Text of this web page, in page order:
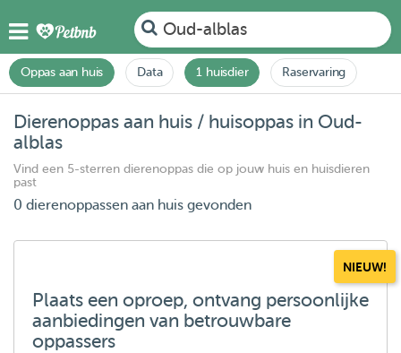
Oud-alblas
Oppas aan huis Data 1 huisdier Raservaring
Dierenoppas aan huis / huisoppas in Oud-
alblas
Vind een 5-sterren dierenoppas die op jouw huis en huisdieren
past
0 dierenoppassen aan huis gevonden
NIEUW!
Plaats een oproep, ontvang persoonlijke
aanbiedingen van betrouwbare
oppassers